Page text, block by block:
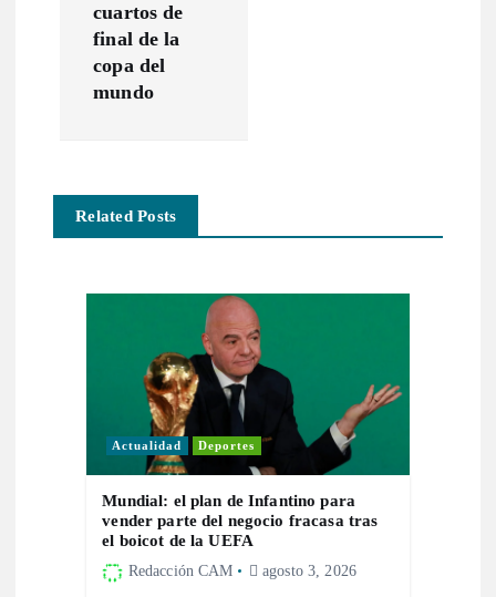
cuartos de
final de la
copa del
mundo
Related Posts
Actualidad Deportes
Mundial: el plan de Infantino para
vender parte del negocio fracasa tras
el boicot de la UEFA
Redacción CAM agosto 3, 2026